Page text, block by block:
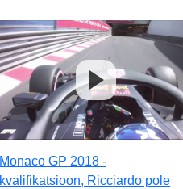
Monaco GP 2018 -
kvalifikatsioon, Ricciardo pole